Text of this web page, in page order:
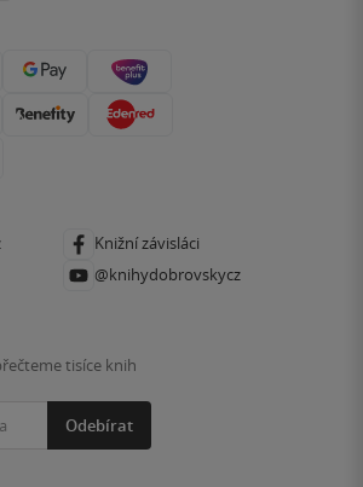
Knižní závisláci
@knihydobrovskycz
tisíce knih
Odebírat